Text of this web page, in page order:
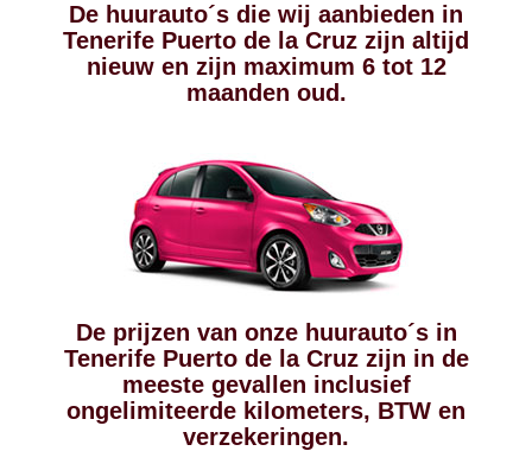
De huurauto´s die wij aanbieden in
Tenerife Puerto de la Cruz zijn altijd
nieuw en zijn maximum 6 tot 12
maanden oud.
De prijzen van onze huurauto´s in
Tenerife Puerto de la Cruz zijn in de
meeste gevallen inclusief
ongelimiteerde kilometers, BTW en
verzekeringen.